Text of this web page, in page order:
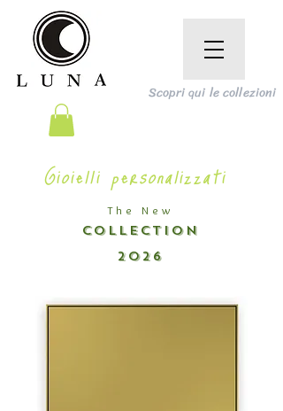
The New
COLLECTION
2026
Scopri qui le collezioni
Gioielli personalizzati